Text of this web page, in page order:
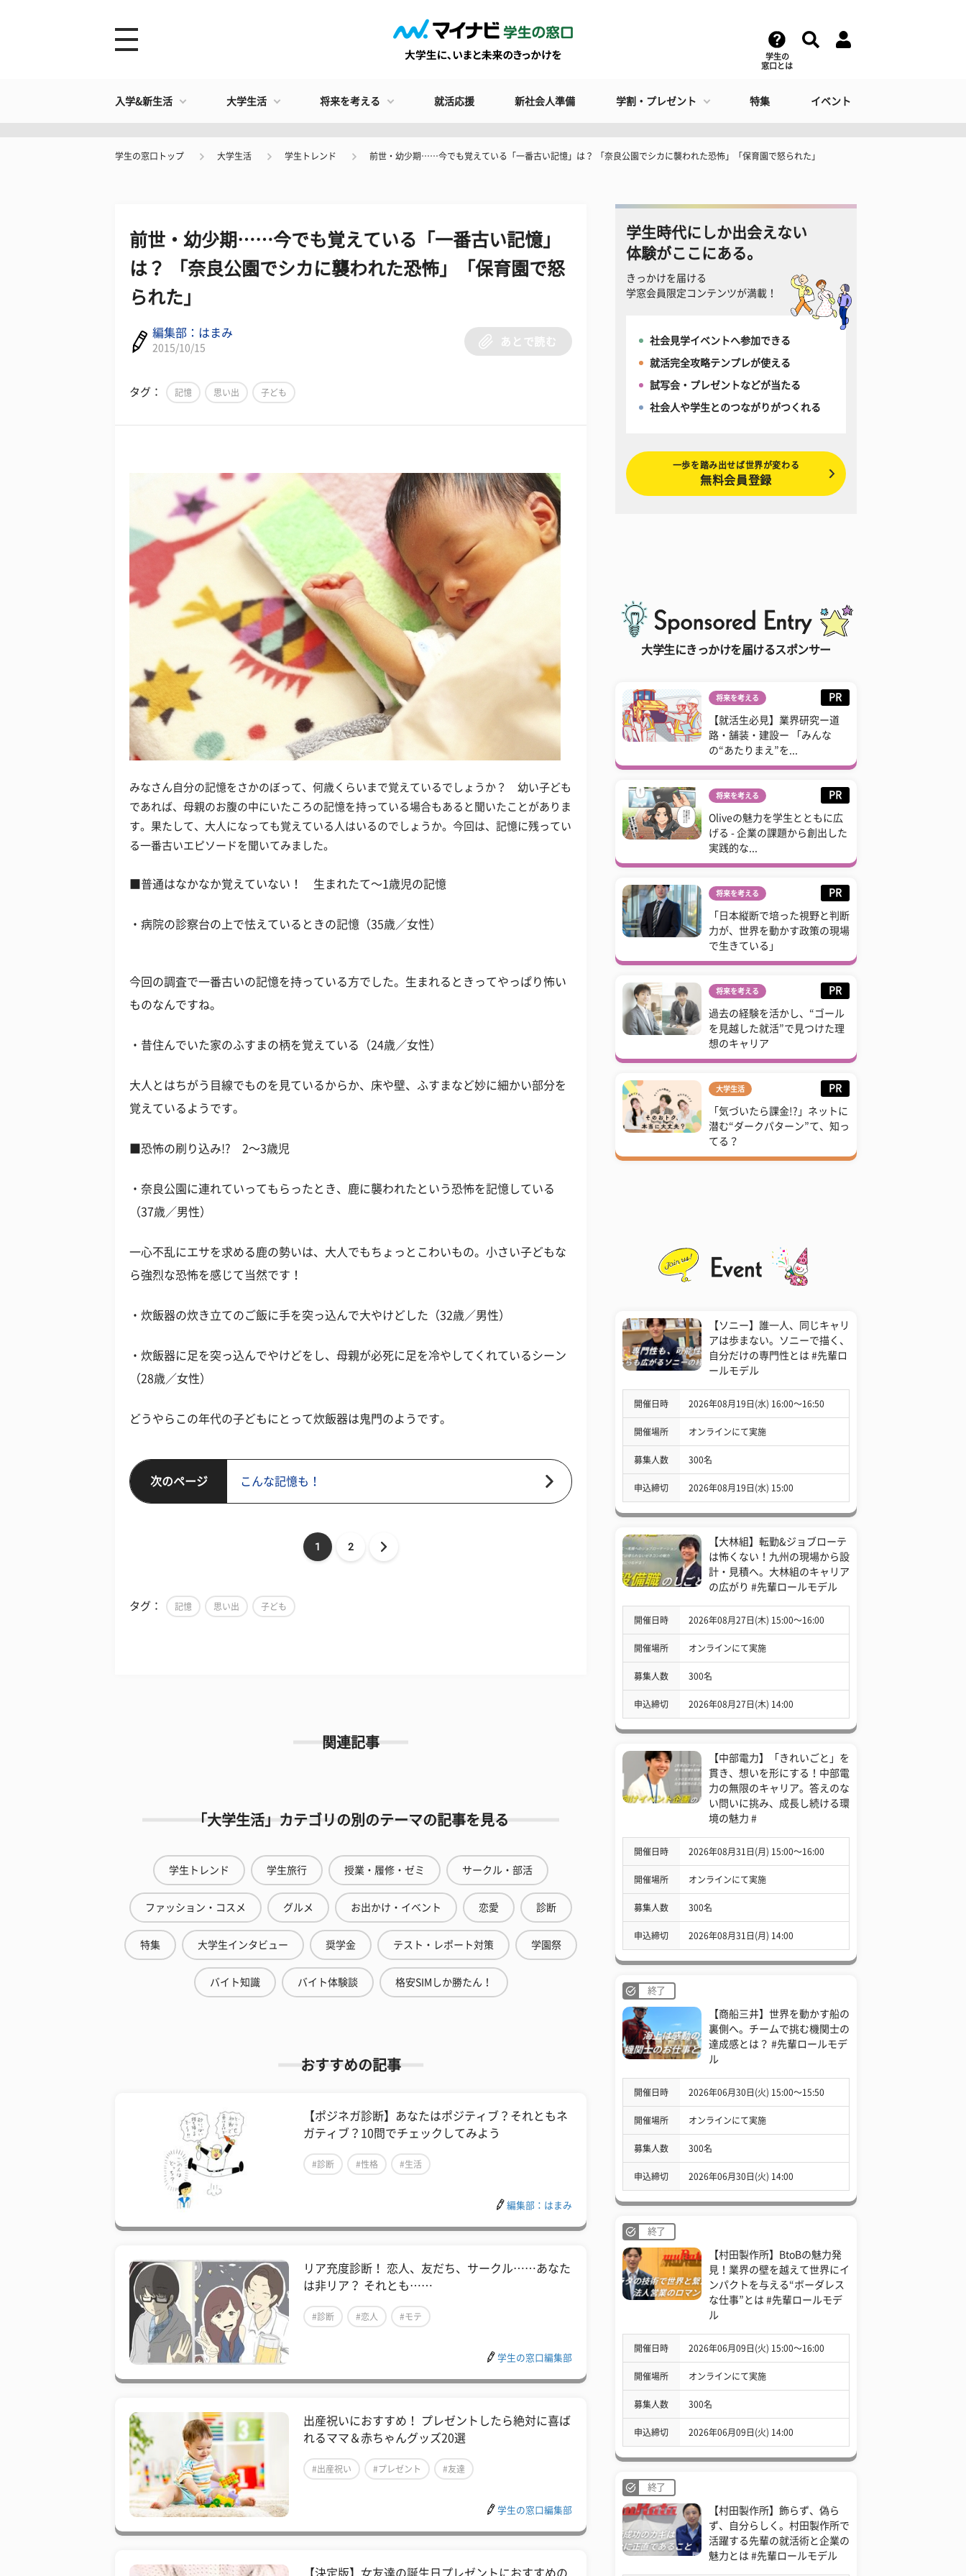
学生の
窓口とは
入学&新生活 大学生活 将来を考える 就活応援 新社会人準備 学割・プレゼント 特集 イベント
学生の窓口トップ 大学生活 学生トレンド 前世・幼少期……今でも覚えている「一番古い記憶」は？ 「奈良公園でシカに襲われた恐怖」「保育園で怒られた」
前世・幼少期……今でも覚えている「一番古い記憶」
は？ 「奈良公園でシカに襲われた恐怖」「保育園で怒
られた」
編集部：はまみ
2015/10/15
あとで読む
タグ： 記憶 思い出 子ども
みなさん自分の記憶をさかのぼって、何歳くらいまで覚えているでしょうか？ 幼い子ども
であれば、母親のお腹の中にいたころの記憶を持っている場合もあると聞いたことがありま
す。果たして、大人になっても覚えている人はいるのでしょうか。今回は、記憶に残ってい
る一番古いエピソードを聞いてみました。
■普通はなかなか覚えていない！ 生まれたて〜1歳児の記憶
・病院の診察台の上で怯えているときの記憶（35歳／女性）
今回の調査で一番古いの記憶を持っている方でした。生まれるときってやっぱり怖い
ものなんですね。
・昔住んでいた家のふすまの柄を覚えている（24歳／女性）
大人とはちがう目線でものを見ているからか、床や壁、ふすまなど妙に細かい部分を
覚えているようです。
■恐怖の刷り込み!? 2〜3歳児
・奈良公園に連れていってもらったとき、鹿に襲われたという恐怖を記憶している
（37歳／男性）
一心不乱にエサを求める鹿の勢いは、大人でもちょっとこわいもの。小さい子どもな
ら強烈な恐怖を感じて当然です！
・炊飯器の炊き立てのご飯に手を突っ込んで大やけどした（32歳／男性）
・炊飯器に足を突っ込んでやけどをし、母親が必死に足を冷やしてくれているシーン
（28歳／女性）
どうやらこの年代の子どもにとって炊飯器は鬼門のようです。
次のページ こんな記憶も！
1 2
タグ： 記憶 思い出 子ども
関連記事
「大学生活」カテゴリの別のテーマの記事を見る
学生トレンド 学生旅行 授業・履修・ゼミ サークル・部活
ファッション・コスメ グルメ お出かけ・イベント 恋愛 診断
特集 大学生インタビュー 奨学金 テスト・レポート対策 学園祭
バイト知識 バイト体験談 格安SIMしか勝たん！
おすすめの記事
【ポジネガ診断】あなたはポジティブ？それともネ
ガティブ？10問でチェックしてみよう
#診断 #性格 #生活
編集部：はまみ
リア充度診断！ 恋人、友だち、サークル……あなた
は非リア？ それとも……
#診断 #恋人 #モテ
学生の窓口編集部
出産祝いにおすすめ！ プレゼントしたら絶対に喜ば
れるママ＆赤ちゃんグッズ20選
#出産祝い #プレゼント #友達
学生の窓口編集部
【決定版】女友達の誕生日プレゼントにおすすめの
学生時代にしか出会えない
体験がここにある。
きっかけを届ける
学窓会員限定コンテンツが満載！
社会見学イベントへ参加できる
就活完全攻略テンプレが使える
試写会・プレゼントなどが当たる
社会人や学生とのつながりがつくれる
一歩を踏み出せば世界が変わる
無料会員登録
大学生にきっかけを届けるスポンサー
将来を考える PR
【就活生必見】業界研究ー道
路・舗装・建設ー 「みんな
の“あたりまえ”を...
将来を考える PR
Oliveの魅力を学生とともに広
げる - 企業の課題から創出した
実践的な...
将来を考える PR
「日本縦断で培った視野と判断
力が、世界を動かす政策の現場
で生きている」
将来を考える PR
過去の経験を活かし、“ゴール
を見越した就活”で見つけた理
想のキャリア
大学生活 PR
「気づいたら課金!?」ネットに
潜む“ダークパターン”て、知っ
てる？
【ソニー】誰一人、同じキャリ
アは歩まない。ソニーで描く、
自分だけの専門性とは #先輩ロ
ールモデル
開催日時 2026年08月19日(水) 16:00〜16:50
開催場所 オンラインにて実施
募集人数 300名
申込締切 2026年08月19日(水) 15:00
【大林組】転勤&ジョブローテ
は怖くない！九州の現場から設
計・見積へ。大林組のキャリア
の広がり #先輩ロールモデル
開催日時 2026年08月27日(木) 15:00〜16:00
開催場所 オンラインにて実施
募集人数 300名
申込締切 2026年08月27日(木) 14:00
【中部電力】「きれいごと」を
貫き、想いを形にする！中部電
力の無限のキャリア。答えのな
い問いに挑み、成長し続ける環
境の魅力 #
開催日時 2026年08月31日(月) 15:00〜16:00
開催場所 オンラインにて実施
募集人数 300名
申込締切 2026年08月31日(月) 14:00
終了
【商船三井】世界を動かす船の
裏側へ。チームで挑む機関士の
達成感とは？ #先輩ロールモデ
ル
開催日時 2026年06月30日(火) 15:00〜15:50
開催場所 オンラインにて実施
募集人数 300名
申込締切 2026年06月30日(火) 14:00
終了
【村田製作所】BtoBの魅力発
見！業界の壁を越えて世界にイ
ンパクトを与える“ボーダレス
な仕事”とは #先輩ロールモデ
ル
開催日時 2026年06月09日(火) 15:00〜16:00
開催場所 オンラインにて実施
募集人数 300名
申込締切 2026年06月09日(火) 14:00
終了
【村田製作所】飾らず、偽ら
ず、自分らしく。村田製作所で
活躍する先輩の就活術と企業の
魅力とは #先輩ロールモデル